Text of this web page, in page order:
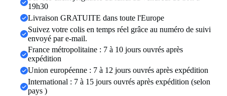
kaftan,
vêtements
islamiques,
vêtements
musulmans
19h30
Livraison GRATUITE dans toute l'Europe
Suivez votre colis en temps réel grâce au numéro de suivi
envoyé par e-mail.
France métropolitaine : 7 à 10 jours ouvrés après
expédition
Union européenne : 7 à 12 jours ouvrés après expédition
International : 7 à 15 jours ouvrés après expédition (selon
pays )